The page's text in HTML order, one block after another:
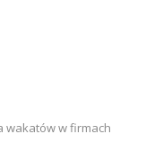
wakatów w firmach